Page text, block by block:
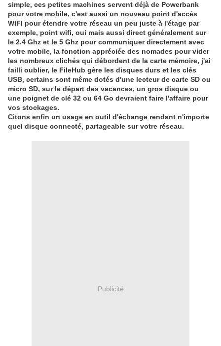
simple, ces petites machines servent déjà de Powerbank
pour votre mobile, c'est aussi un nouveau point d'accès
WIFI pour étendre votre réseau un peu juste à l'étage par
exemple, point wifi, oui mais aussi direct généralement sur
le 2.4 Ghz et le 5 Ghz pour communiquer directement avec
votre mobile, la fonction appréciée des nomades pour vider
les nombreux clichés qui débordent de la carte mémoire, j'ai
failli oublier, le FileHub gère les disques durs et les clés
USB, certains sont même dotés d'une lecteur de carte SD ou
micro SD, sur le départ des vacances, un gros disque ou
une poignet de clé 32 ou 64 Go devraient faire l'affaire pour
vos stockages.
Citons enfin un usage en outil d'échange rendant n'importe
quel disque connecté, partageable sur votre réseau.
Publicité